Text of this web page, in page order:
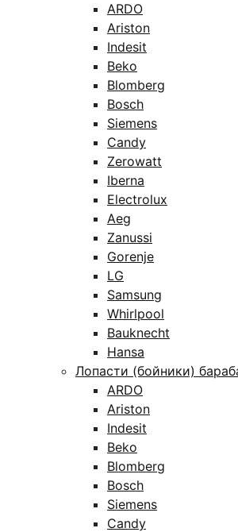
ARDO
Ariston
Indesit
Beko
Blomberg
Bosch
Siemens
Candy
Zerowatt
Iberna
Electrolux
Aeg
Zanussi
Gorenje
LG
Samsung
Whirlpool
Bauknecht
Hansa
Лопасти (бойники)
ARDO
Ariston
Indesit
Beko
Blomberg
Bosch
Siemens
Candy